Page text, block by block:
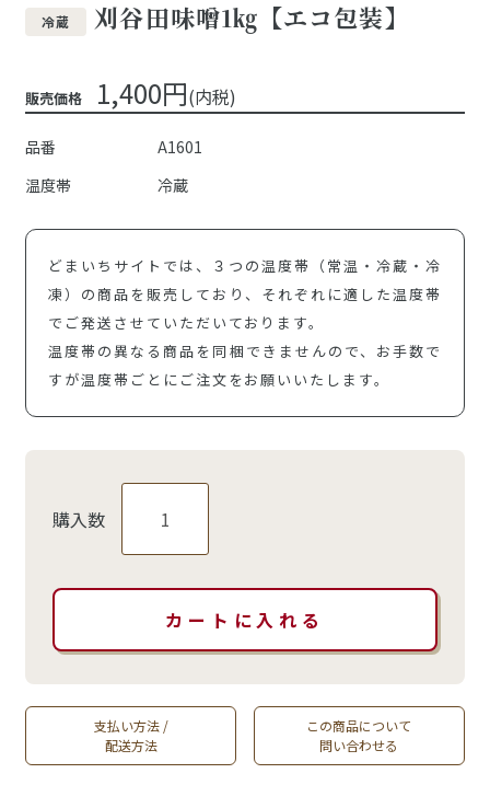
冷蔵 刈谷田味噌1㎏【エコ包装】
販売価格 1,400円(内税)
品番
A1601
温度帯
冷蔵
どまいちサイトでは、３つの温度帯（常温・冷蔵・冷
凍）の商品を販売しており、それぞれに適した温度帯
でご発送させていただいております。
温度帯の異なる商品を同梱できませんので、お手数で
すが温度帯ごとにご注文をお願いいたします。
購入数
支払い方法 /
配送方法
この商品について
問い合わせる